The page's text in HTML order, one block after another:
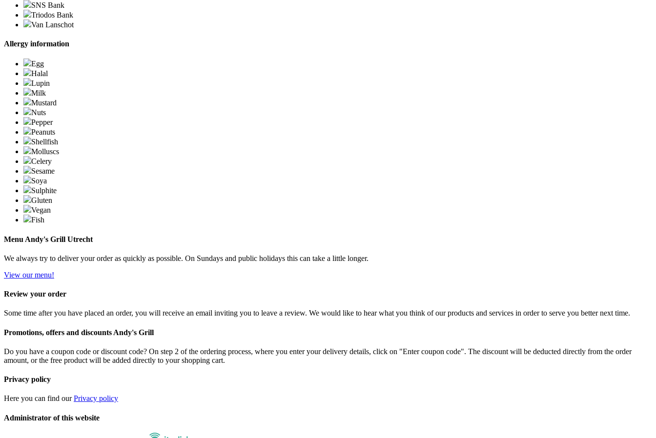
SNS Bank
Triodos Bank
Van Lanschot
Allergy information
Egg
Halal
Lupin
Milk
Mustard
Nuts
Pepper
Peanuts
Shellfish
Molluscs
Celery
Sesame
Soya
Sulphite
Gluten
Vegan
Fish
Menu Andy's Grill Utrecht
We always try to deliver your order as quickly as possible. On Sundays and public holidays this can take a little longer.
View our menu!
Review your order
Some time after you have placed an order, you will receive an email inviting you to leave a review. We would like to hear what you think of our products and services in order to serve you better next time.
Promotions, offers and discounts Andy's Grill
Do you have a coupon code or discount code? On step 2 of the ordering process, where you enter your delivery details, click on "Enter coupon code". The discount will be deducted directly from the order
amount, or the free product will be added directly to your shopping cart.
Privacy policy
Here you can find ourPrivacy policy
Administrator of this website